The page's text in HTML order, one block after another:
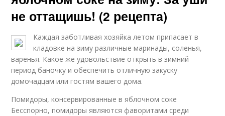
не оттащишь! (2 рецепта)
Каждая заботливая хозяйка летом припасает в
кладовке на зиму различные маринады, соленья,
варенья. Какое же удовольствие открыть в зимний
период баночку и обеспечить отличную закуску
домочадцам или гостям вашего дома.
Помидоры, консервированные в яблочном соке
Бесспорно, помидоры являются фаворитами среди